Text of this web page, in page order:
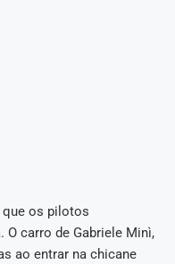
que os pilotos
carro de Gabriele Minì,
ao entrar na chicane